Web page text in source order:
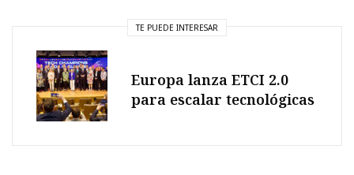
TE PUEDE INTERESAR
Europa lanza ETCI 2.0
para escalar tecnológicas